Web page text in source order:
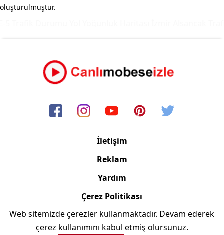
oluşturulmuştur.
İletişim
Reklam
Yardım
Çerez Politikası
Copyright © 2006/2024 Canlimobeseizle.com
Web sitemizde çerezler kullanmaktadır. Devam ederek
çerez kullanımını kabul etmiş olursunuz.